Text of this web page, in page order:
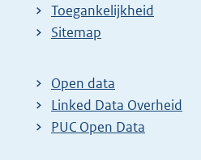
Toegankelijkheid
Sitemap
Open data
Linked Data Overheid
PUC Open Data